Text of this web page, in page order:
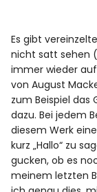
Es gibt
nicht satt sehen
immer wieder
von August
zum Beispiel das
dazu. Bei jedem
diesem Werk
kurz „Hallo“ zu
gucken, ob es
meinem letzten